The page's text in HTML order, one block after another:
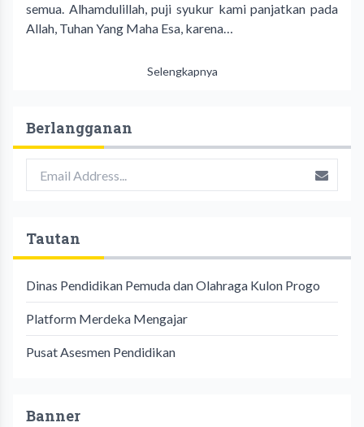
semua. Alhamdulillah, puji syukur kami panjatkan pada
Allah, Tuhan Yang Maha Esa, karena…
Selengkapnya
Berlangganan
Tautan
Dinas Pendidikan Pemuda dan Olahraga Kulon Progo
Platform Merdeka Mengajar
Pusat Asesmen Pendidikan
Banner